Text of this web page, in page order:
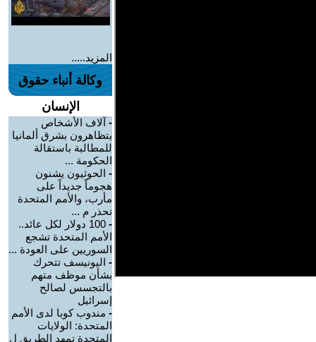
المزيد.....
وكالة أنباء حقوق
الإنسان
- آلاف الأشخاص
يتظاهرون بشرق ألمانيا
للمطالبة باستقالة
الحكومة ...
- الحوثيون يشنون
هجوماً جديداً على
مأرب، والأمم المتحدة
تحذر م ...
-
100 دولار لكل عائد..
الأمم المتحدة تشجع
السوريين على العودة ...
- اليونيسف تتحرك
بشأن موظف متهم
بالتجسس لصالح
إسرائيل
- مندوب كوبا لدى الأمم
المتحدة: الولايات
المتحدة تمهد الطريق ل